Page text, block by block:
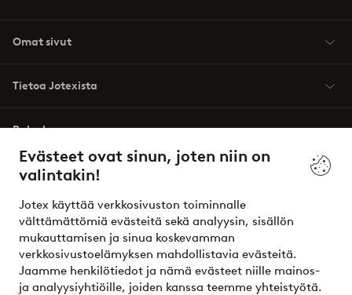
Evästeet ovat sinun, joten niin on
valintakin!
Jotex käyttää verkkosivuston toiminnalle
välttämättömiä evästeitä sekä analyysin, sisällön
mukauttamisen ja sinua koskevamman
verkkosivustoelämyksen mahdollistavia evästeitä.
Jaamme henkilötiedot ja nämä evästeet niille mainos-
ja analyysiyhtiöille, joiden kanssa teemme yhteistyötä.
Omat sivut
Tietoa Jotexista
Palvelumme
Ehdot
Ystävät
Turvalliset maksut – maksa nyt tai erissä